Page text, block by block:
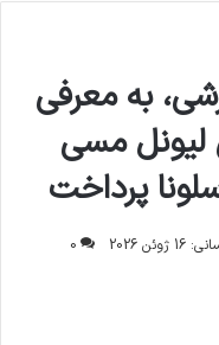
به معرفی
لیونل مسی
پرداخت
2026
0